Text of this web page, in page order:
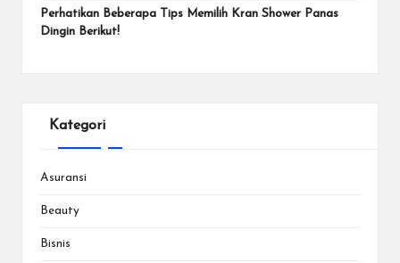
Perhatikan Beberapa Tips Memilih Kran Shower Panas
Dingin Berikut!
Kategori
Asuransi
Beauty
Bisnis